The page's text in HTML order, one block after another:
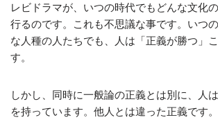
レビドラマが、いつの時代でもどんな文化
行るのです。これも不思議な事です。いつ
な人種の人たちでも、人は「正義が勝つ」
す。
しかし、同時に一般論の正義とは別に、人
を持っています。他人とは違った正義です